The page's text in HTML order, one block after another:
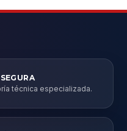
técnica especializada.